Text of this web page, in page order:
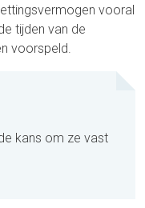
vooral
tijden van de
voorspeld.
kans om ze vast